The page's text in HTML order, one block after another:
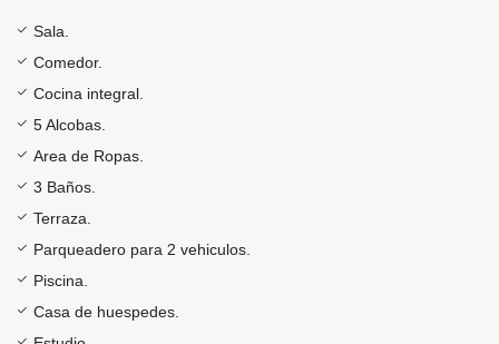
Sala.
Comedor.
Cocina integral.
5 Alcobas.
Area de Ropas.
3 Baños.
Terraza.
Parqueadero para 2 vehiculos.
Piscina.
Casa de huespedes.